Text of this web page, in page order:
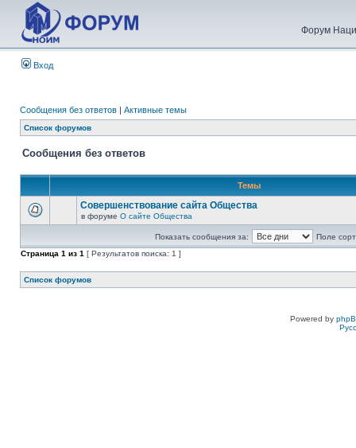
Форум
Вход
Сообщения без ответов | Активные темы
Список форумов
Сообщения без ответов
Темы
Совершенствование сайта Общества
в форуме О сайте Общества
Показать сообщения за:
Поле
Страница 1 из 1 [ Результатов поиска: 1 ]
Список форумов
Powered by